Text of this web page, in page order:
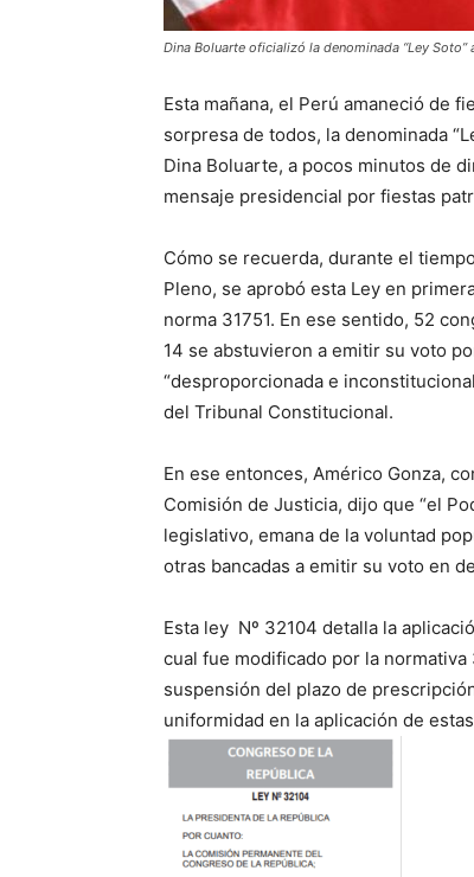
Dina Boluarte oficializó la denominada “Ley
Esta mañana, el Perú amaneció de
sorpresa de todos, la denominada
Dina Boluarte, a pocos minutos de
mensaje presidencial por fiestas
Cómo se recuerda, durante el
Pleno, se aprobó esta Ley en
norma 31751. En ese sentido, 52
14 se abstuvieron a emitir su voto
“desproporcionada e
del Tribunal Constitucional.
En ese entonces, Américo Gonza,
Comisión de Justicia, dijo que “el
legislativo, emana de la voluntad
otras bancadas a emitir su voto en
Esta ley Nº 32104 detalla la
cual fue modificado por la
suspensión del plazo de
uniformidad en la aplicación de